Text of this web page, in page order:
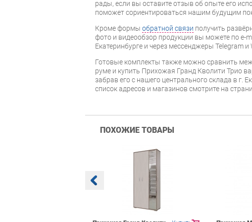
рады, если вы оставите отзыв об опыте его
поможет сориентироваться нашим будущим
Кроме формы обратной связи получить
фото и видеообзор продукции вы можете по e-
Екатеринбурге и через мессенджеры Telegram и
Готовые комплекты также можно сравнить
руме и купить Прихожая Гранд Кволити Трио
забрав его с нашего центрального склада в г.
список адресов и магазинов смотрите на
ПОХОЖИЕ ТОВАРЫ